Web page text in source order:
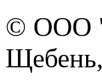
© ООО